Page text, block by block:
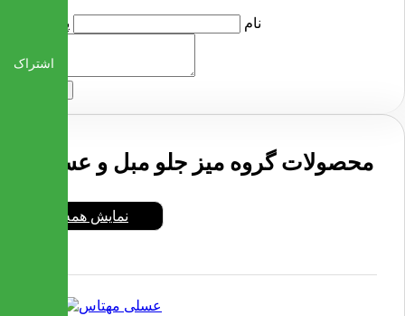
نام پرسش
محصولات گروه میز جلو مبل و عسلی
نمایش همه
اشتراک